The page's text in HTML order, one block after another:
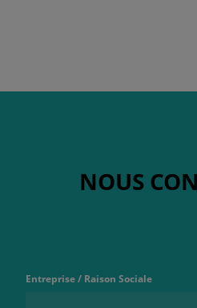
NOUS
Entreprise / Raison Sociale